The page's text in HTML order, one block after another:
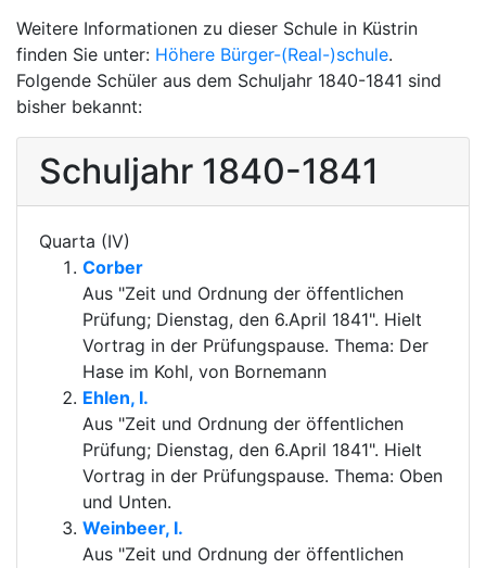
Weitere Informationen zu dieser Schule in Küstrin
finden Sie unter: Höhere Bürger-(Real-)schule.
Folgende Schüler aus dem Schuljahr 1840-1841 sind
bisher bekannt:
Schuljahr 1840-1841
Quarta (IV)
Corber
Aus "Zeit und Ordnung der öffentlichen
Prüfung; Dienstag, den 6.April 1841". Hielt
Vortrag in der Prüfungspause. Thema: Der
Hase im Kohl, von Bornemann
Ehlen, I.
Aus "Zeit und Ordnung der öffentlichen
Prüfung; Dienstag, den 6.April 1841". Hielt
Vortrag in der Prüfungspause. Thema: Oben
und Unten.
Weinbeer, I.
Aus "Zeit und Ordnung der öffentlichen